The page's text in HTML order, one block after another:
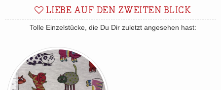
LIEBE AUF DEN ZWEITEN BLICK
Tolle Einzelstücke, die Du Dir zuletzt angesehen hast: